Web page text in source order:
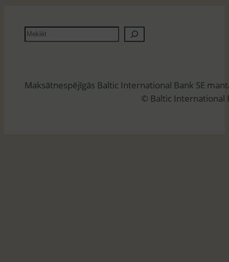
M
e
ē
Maksātnespējīgās Baltic International Bank SE
© Baltic International